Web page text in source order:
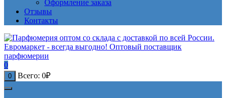
Оформление заказа
Отзывы
Контакты
0
0 Всего: 0₽